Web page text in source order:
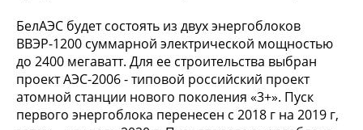
БелАЭС будет состоять из двух энергоблоков
ВВЭР-1200 суммарной электрической мощностью
до 2400 мегаватт. Для ее строительства выбран
проект АЭС-2006 - типовой российский проект
атомной станции нового поколения «3+». Пуск
первого энергоблока перенесен с 2018 г на 2019 г,